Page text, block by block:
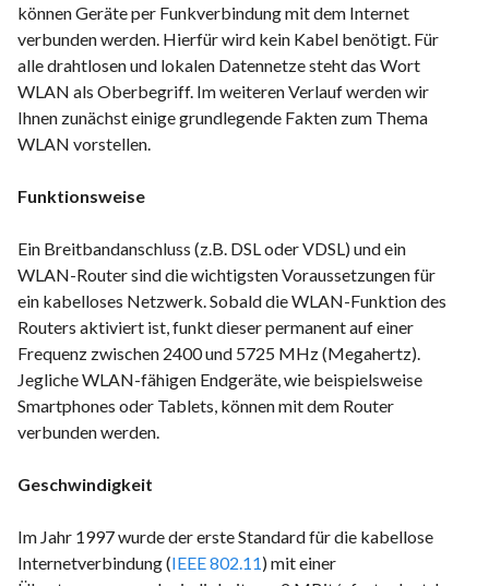
können Geräte per Funkverbindung mit dem Internet
verbunden werden. Hierfür wird kein Kabel benötigt. Für
alle drahtlosen und lokalen Datennetze steht das Wort
WLAN als Oberbegriff. Im weiteren Verlauf werden wir
Ihnen zunächst einige grundlegende Fakten zum Thema
WLAN vorstellen.
Funktionsweise
Ein Breitbandanschluss (z.B. DSL oder VDSL) und ein
WLAN-Router sind die wichtigsten Voraussetzungen für
ein kabelloses Netzwerk. Sobald die WLAN-Funktion des
Routers aktiviert ist, funkt dieser permanent auf einer
Frequenz zwischen 2400 und 5725 MHz (Megahertz).
Jegliche WLAN-fähigen Endgeräte, wie beispielsweise
Smartphones oder Tablets, können mit dem Router
verbunden werden.
Geschwindigkeit
Im Jahr 1997 wurde der erste Standard für die kabellose
Internetverbindung (IEEE 802.11) mit einer